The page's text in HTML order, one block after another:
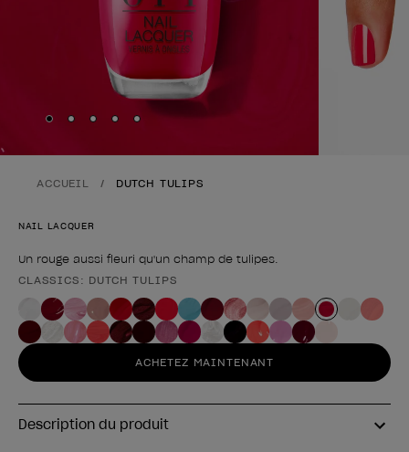
Skip to slide
Skip to slide
Skip to slide
Skip to slide
Skip to slide
ACCUEIL DUTCH TULIPS
NAIL LACQUER
Un rouge aussi fleuri qu'un champ de tulipes.
Forme du produit
CLASSICS: DUTCH TULIPS
ACHETEZ MAINTENANT
Description du produit